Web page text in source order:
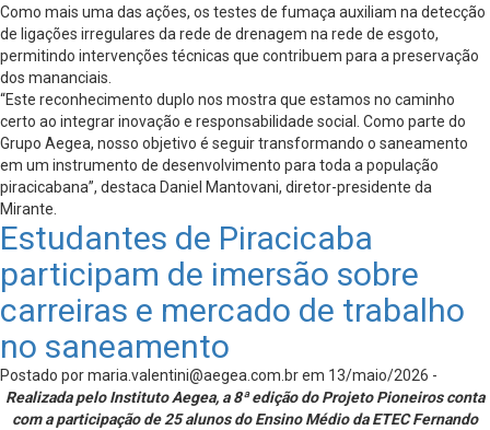
Como mais uma das ações, os testes de fumaça auxiliam na detecção
de ligações irregulares da rede de drenagem na rede de esgoto,
permitindo intervenções técnicas que contribuem para a preservação
dos mananciais.
“Este reconhecimento duplo nos mostra que estamos no caminho
certo ao integrar inovação e responsabilidade social. Como parte do
Grupo Aegea, nosso objetivo é seguir transformando o saneamento
em um instrumento de desenvolvimento para toda a população
piracicabana”, destaca Daniel Mantovani, diretor-presidente da
Mirante.
Estudantes de Piracicaba
participam de imersão sobre
carreiras e mercado de trabalho
no saneamento
Postado pormaria.valentini@aegea.com.brem 13/maio/2026 -
Realizada pelo Instituto Aegea, a 8ª edição do Projeto Pioneiros conta
com a participação de 25 alunos do Ensino Médio da ETEC Fernando